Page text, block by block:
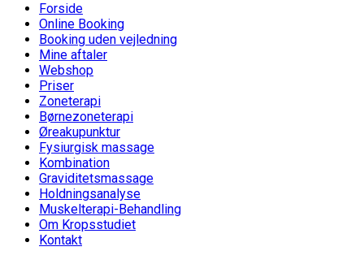
Forside
Online Booking
Booking uden vejledning
Mine aftaler
Webshop
Priser
Zoneterapi
Børnezoneterapi
Øreakupunktur
Fysiurgisk massage
Kombination
Graviditetsmassage
Holdningsanalyse
Muskelterapi-Behandling
Om Kropsstudiet
Kontakt